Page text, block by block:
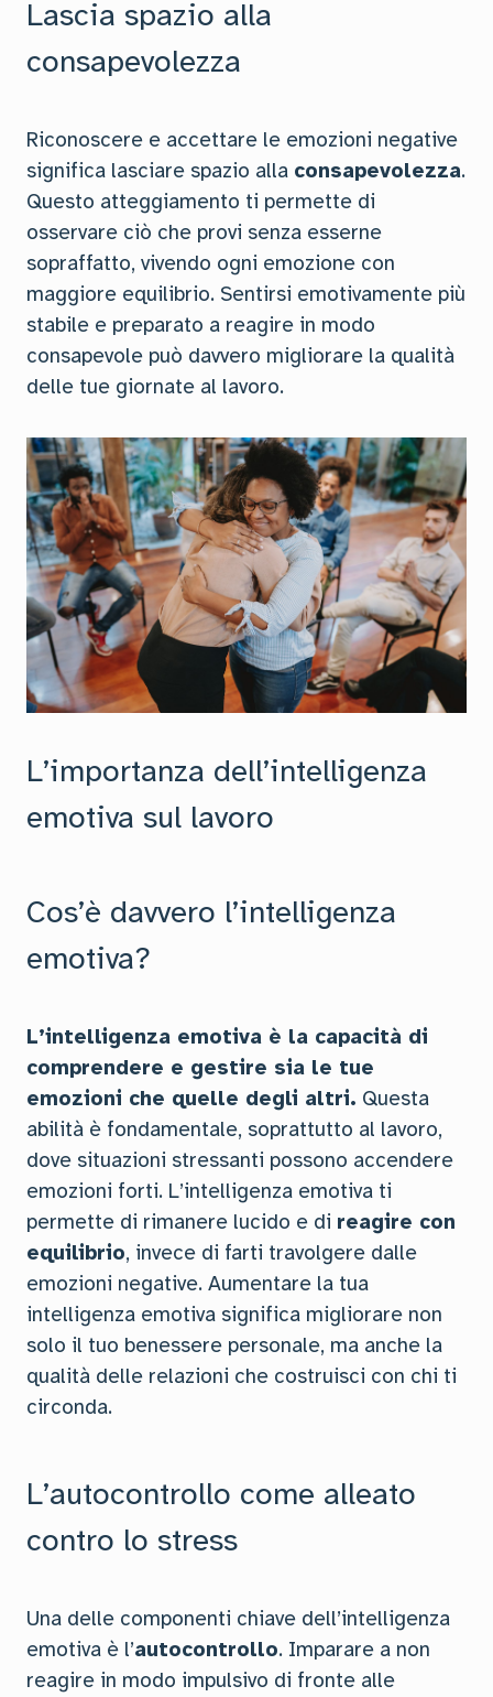
Lascia spazio alla
consapevolezza
Riconoscere e accettare le emozioni negative
significa lasciare spazio alla consapevolezza.
Questo atteggiamento ti permette di
osservare ciò che provi senza esserne
sopraffatto, vivendo ogni emozione con
maggiore equilibrio. Sentirsi emotivamente più
stabile e preparato a reagire in modo
consapevole può davvero migliorare la qualità
delle tue giornate al lavoro.
L’importanza dell’intelligenza
emotiva sul lavoro
Cos’è davvero l’intelligenza
emotiva?
L’intelligenza emotiva è la capacità di
comprendere e gestire sia le tue
emozioni che quelle degli altri. Questa
abilità è fondamentale, soprattutto al lavoro,
dove situazioni stressanti possono accendere
emozioni forti. L’intelligenza emotiva ti
permette di rimanere lucido e di reagire con
equilibrio, invece di farti travolgere dalle
emozioni negative. Aumentare la tua
intelligenza emotiva significa migliorare non
solo il tuo benessere personale, ma anche la
qualità delle relazioni che costruisci con chi ti
circonda.
L’autocontrollo come alleato
contro lo stress
Una delle componenti chiave dell’intelligenza
emotiva è l’autocontrollo. Imparare a non
reagire in modo impulsivo di fronte alle